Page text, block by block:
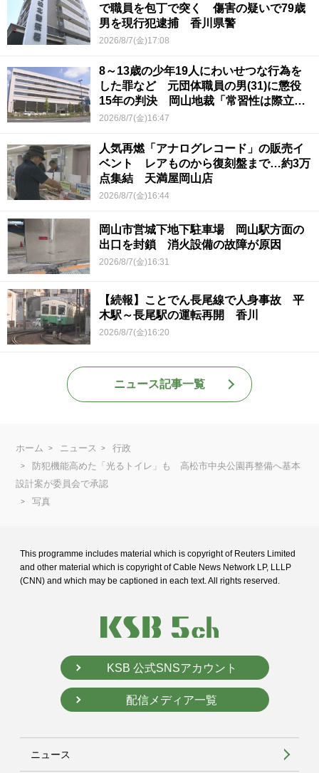
で職員を包丁で突く 傷害の疑いで79歳
男を現行犯逮捕 香川県警
2026/8/7(金)17:08
8～13歳の少年19人にわいせつな行為を
した罪など 元団体職員の男(31)に懲役
15年の判決 岡山地裁「常習性は際立っ
ていて被害結果も非常に重い」
2026/8/7(金)16:47
人気再燃「アナログレコード」の販売イ
ベント レアものから復刻盤まで…約3万
点集結 天満屋岡山店
2026/8/7(金)16:44
岡山市営城下地下駐車場 岡山駅方面の
出口を封鎖 消火設備の故障が原因
2026/8/7(金)16:31
【続報】ことでん長尾線で人身事故 平
木駅～長尾駅の運転再開 香川
2026/8/7(金)16:20
ニュース記事一覧
ホーム ニュース
行政
防犯機能高めた「光るトイレ」も 高松市中央公園再整備へ基本
設計案が委員会で承認
写真
This programme includes material which is copyright of Reuters Limited
and other material which is copyright of Cable News Network LP, LLLP
(CNN) and which may be captioned in each text. All rights reserved.
KSB 公式SNSアカウント
配信メディア一覧
ニュース